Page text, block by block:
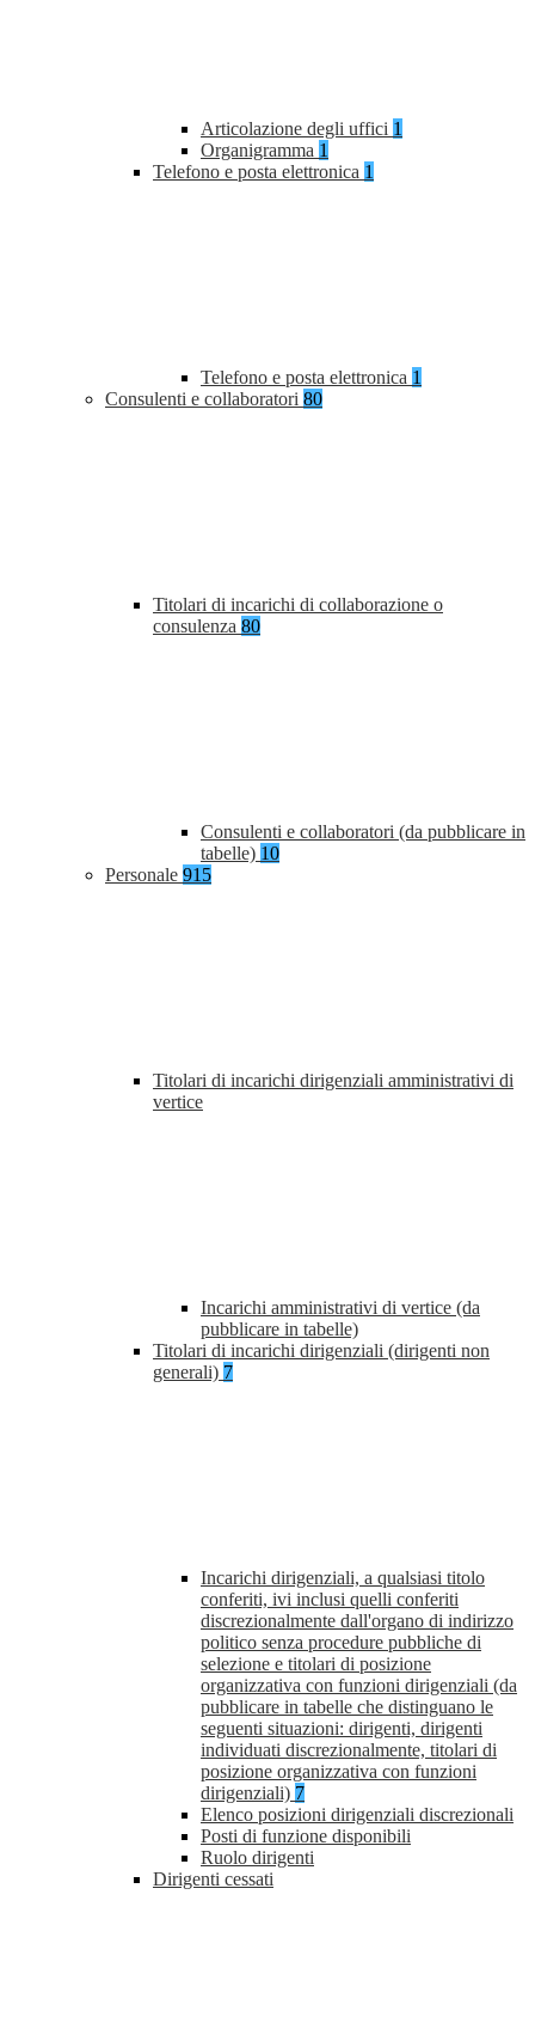
Articolazione degli uffici 1
Organigramma 1
Telefono e posta elettronica 1
Telefono e posta elettronica 1
Consulenti e collaboratori 80
Titolari di incarichi di collaborazione o
consulenza 80
Consulenti e collaboratori (da pubblicare in
tabelle) 10
Personale 915
Titolari di incarichi dirigenziali amministrativi di
vertice
Incarichi amministrativi di vertice (da
pubblicare in tabelle)
Titolari di incarichi dirigenziali (dirigenti non
generali) 7
Incarichi dirigenziali, a qualsiasi titolo
conferiti, ivi inclusi quelli conferiti
discrezionalmente dall'organo di indirizzo
politico senza procedure pubbliche di
selezione e titolari di posizione
organizzativa con funzioni dirigenziali (da
pubblicare in tabelle che distinguano le
seguenti situazioni: dirigenti, dirigenti
individuati discrezionalmente, titolari di
posizione organizzativa con funzioni
dirigenziali) 7
Elenco posizioni dirigenziali discrezionali
Posti di funzione disponibili
Ruolo dirigenti
Dirigenti cessati